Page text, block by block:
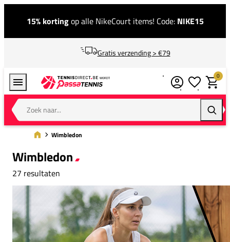
15% kortingop alle NikeCourt items! Code: NIKE15
Gratis verzending > €79
Zoek naar...
0
Wimbledon
Wimbledon
27 resultaten